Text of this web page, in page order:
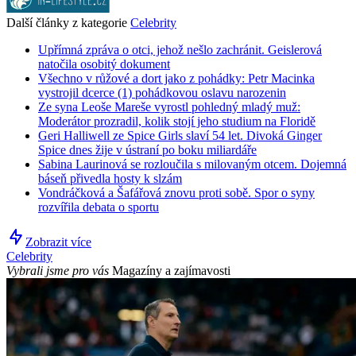
Další články z kategorie Celebrity
Upřímná zpráva o otci, jehož nešlo zachránit. Geislerová
natočila osobitý dokument
Všechno v růžové a dort jako z pohádky: Petr Macinka
vystrojil dcerce (1) pohádkovou oslavu narozenin
Ze syna Leoše Mareše vyrostl pohledný mladý muž:
Moderátor prozradil, kolik stojí jeho studium na Floridě
Geri Halliwell ze Spice Girls slaví 54 let. Divoká Ginger
Spice dnes žije v ústraní po boku miliardáře
Sabina Laurinová se rozloučila s milovaným otcem. Dojemná
báseň přivedla hosty k slzám
Vondráčková a Šafářová znovu proti sobě. Spor o syny
rozvířila debata o sportu
Zobrazit více
Celebrity
Vybrali jsme pro vás Magazíny a zajímavosti